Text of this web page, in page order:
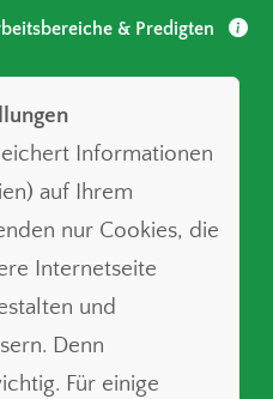
& Predigten
Informationen
auf Ihrem
nur Cookies, die
Internetseite
und
Denn
Für einige